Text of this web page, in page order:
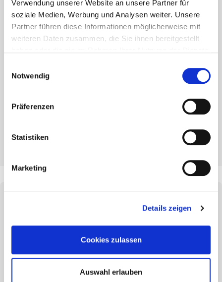
Verwendung unserer Website an unsere Partner für
soziale Medien, Werbung und Analysen weiter. Unsere
Partner führen diese Informationen möglicherweise mit
weiteren Daten zusammen, die Sie ihnen bereitgestellt
Notwendig
Präferenzen
Statistiken
Marketing
Details zeigen
Cookies zulassen
Auswahl erlauben
PDF anschauen
Trapezblech-Eindeckung für
Energiegewinnung
Unser innovatives Solar-Indachsystem bietet eine
Solartechnologie in Ihr Dach, indem es die